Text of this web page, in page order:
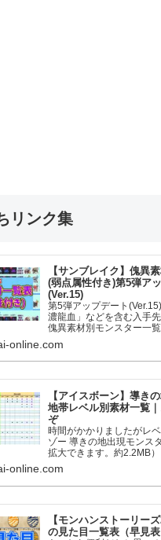
リンク集
【サンブレイク】傀異
(弱点属性付き)第5弾ア
(Ver.15)
第5弾アップデート
濃龍血」などを含む入手
傀異素材別モンスター一
モンスターの傀異化した
とめました。…
online.com
【アイスボーン】導き
地帯レベル別素材一覧
ぞ
時間がかかりましたがレ
ゾー 導きの地出現モンス
拡大できます。約2.2MB
十音順です ・●が通常個
・地帯レベルの…
online.com
【モンハンストーリー
の見た目一覧表（早見表